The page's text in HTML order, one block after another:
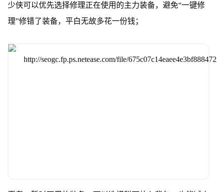
少侠可以优先选择修理正在使用的主力装备，避免“一键修
理”修错了装备，平白无故多花一份钱；